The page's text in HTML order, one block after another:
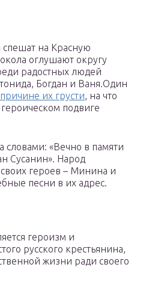
на Красную
оглушают округу
радостных людей
Богдан и Ваня.Один
причине их грусти, на что
подвиге
«Вечно в памяти
Сусанин». Народ
героев – Минина и
песни в их адрес.
героизм и
русского крестьянина,
жизни ради своего